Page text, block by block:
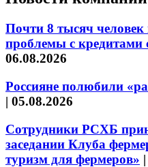
Почти 8 тысяч
проблемы с
06.08.2026
Россияне полюбили
| 05.08.2026
Сотрудники РСХБ
заседании Клуба
туризм для фермеров» |